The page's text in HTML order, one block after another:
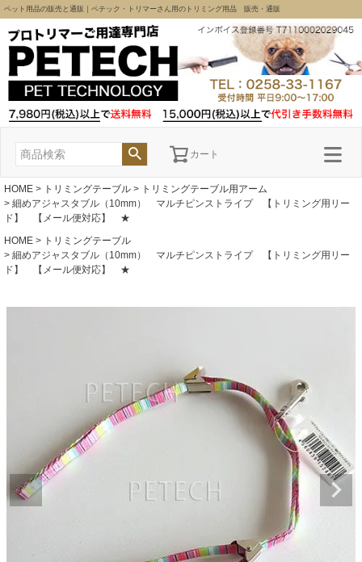
ペット用品の販売と通販｜ペテック・トリマーさん用のトリミング用品 販売・通販
カート
HOME トリミングテーブル
トリミングテーブル用アーム
細めアジャスタブル（10mm） マルチピンストライプ 【トリミング用リー
ド】 【メール便対応】 ★
HOME
トリミングテーブル
細めアジャスタブル（10mm） マルチピンストライプ 【トリミング用リー
ド】 【メール便対応】 ★